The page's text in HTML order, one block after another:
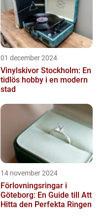
01 december 2024
Vinylskivor Stockholm: En
tidlös hobby i en modern
stad
14 november 2024
Förlovningsringar i
Göteborg: En Guide till Att
Hitta den Perfekta Ringen